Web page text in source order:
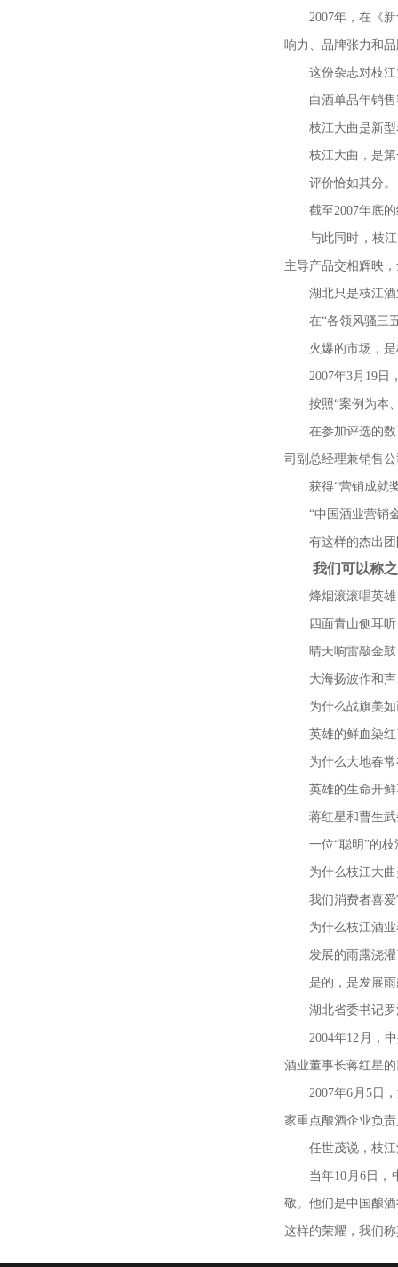
2007年，在《
响力、品牌张力和
这份杂志对枝
白酒单品年销
枝江大曲是新
枝江大曲，是
评价恰如其分。
截至2007年底
与此同时，枝
主导产品交相辉映
湖北只是枝江
在“各领风骚三
火爆的市场，
2007年3月 19 日
按照“案例为本
在参加评选的
司副总经理兼销售
获得“营销成就
“中国酒业营销
有这样的杰出
我们可以称
烽烟滚滚唱英
四面青山侧耳
晴天响雷敲金
大海扬波作和声
为什么战旗美
英雄的鲜血染
为什么大地春
英雄的生命开
蒋红星和曹生
一位“聪明”的枝
为什么枝江大
我们消费者喜
为什么枝江酒
发展的雨露浇
是的，是发展
湖北省委书记
2004年12 月，
酒业董事长蒋红星
2007年6 月 5日
家重点酿酒企业负
任世茂说，枝
当年10 月 6日，
敬。他们是中国酿
这样的荣耀，我们